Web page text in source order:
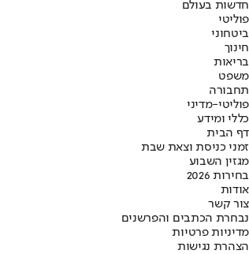
חדשות בעולם
פוליטי
ביטחוני
חינוך
בריאות
משפט
תחבורה
פוליטי-מדיני
כללי ומידע
דף הבית
זמני כניסת וצאת שבת
מגזין השבוע
בחירות 2026
אודות
צור קשר
נבחרת הכתבים והפרשנים
מדיניות פרטיות
הצהרת נגישות